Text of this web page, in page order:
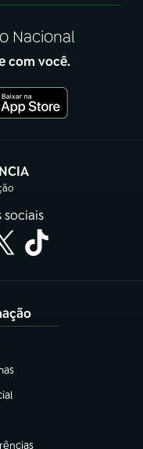
Nacional
com você.
nova aba)
sociais
aba)
aba)